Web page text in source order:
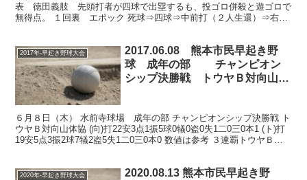
表 徳田義肢 先頭打者が四球で出塁するも、投ゴロ併殺と遊ゴロで
無得点。 １回裏 エポック 死球⇒四球⇒中前打（２人生還）⇒右超
2017年-早起き野球大会
2017.06.08 熊本市民早起き野
球 成年の部 チャンピオン
シップ決勝戦 トウヤＢ対向山体
６月８日（木） 水前寺球場 成年の部 チャンピオンシップ決勝戦 ト
ウヤＢ対向山体協 (向)打22安3点1振5球0犠0盗0失1二0三0本1 (ト)打
19安5点3振2球7犠2盗5失1二0三0本0 数値は参考 ３連覇トウヤＢ、
2020年-早起き野球大会
2020.08.13 熊本市民早起き野